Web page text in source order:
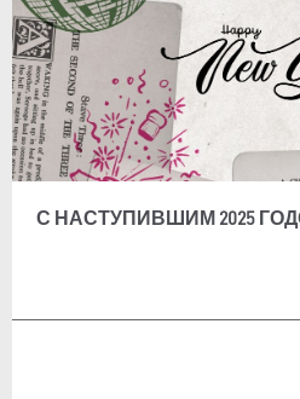
С НАСТУПИВШИМ 2025